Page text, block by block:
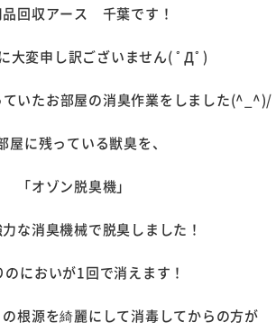
品回収アース 千葉です！
大変申し訳ございません( ﾟДﾟ)
いたお部屋の消臭作業をしました(^_^)/
屋に残っている獣臭を、
「オゾン脱臭機」
な消臭機械で脱臭しました！
のにおいが1回で消えます！
根源を綺麗にして消毒してからの方が